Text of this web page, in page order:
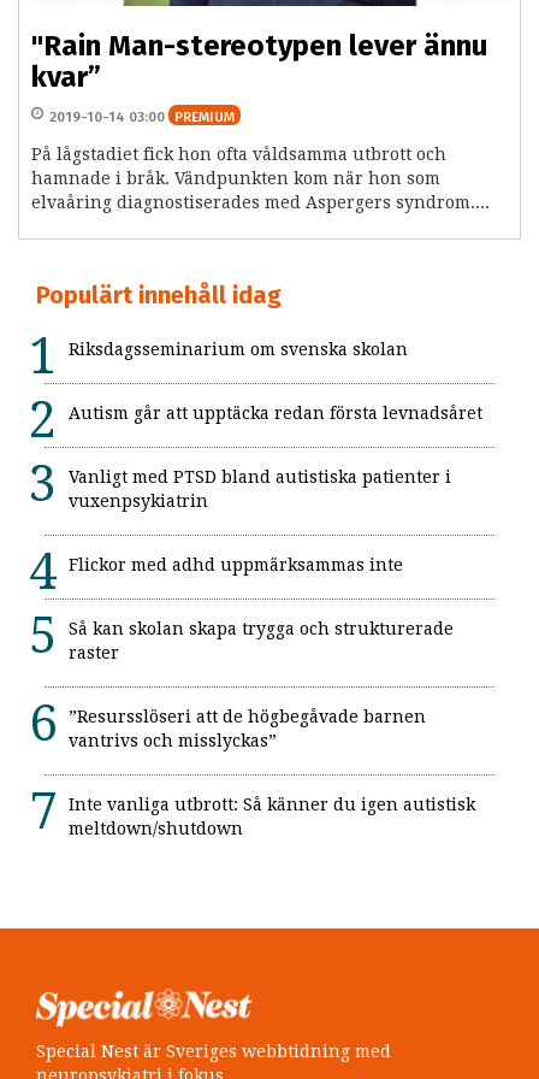
"Rain Man-stereotypen lever ännu
kvar”
2019-10-14 03:00 PREMIUM
På lågstadiet fick hon ofta våldsamma utbrott och
hamnade i bråk. Vändpunkten kom när hon som
elvaåring diagnostiserades med Aspergers syndrom....
Populärt innehåll idag
Riksdagsseminarium om svenska skolan
Autism går att upptäcka redan första levnadsåret
Vanligt med PTSD bland autistiska patienter i
vuxenpsykiatrin
Flickor med adhd uppmärksammas inte
Så kan skolan skapa trygga och strukturerade
raster
”Resursslöseri att de högbegåvade barnen
vantrivs och misslyckas”
Inte vanliga utbrott: Så känner du igen autistisk
meltdown/shutdown
Special Nest är Sveriges webbtidning med